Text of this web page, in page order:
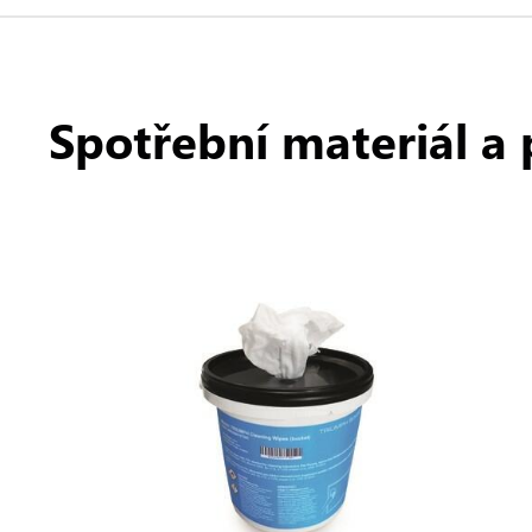
Spotřební materiál a